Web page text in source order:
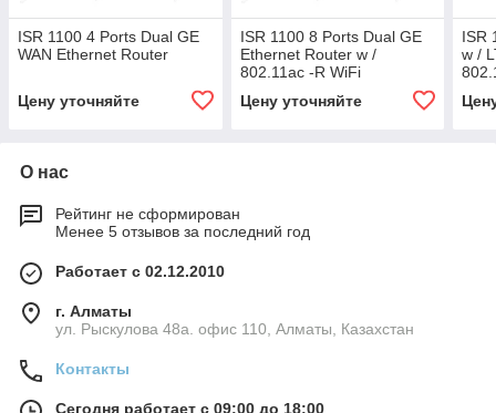
ISR 1100 4 Ports Dual GE
WAN Ethernet Router
Цену уточняйте
ISR 1100 8 Ports Dual GE
Ethernet Router w /
802.11ac -R WiFi
Цену уточняйте
ISR
w /
О нас
Рейтинг не сформирован
Менее 5 отзывов за последний год
Работает с 02.12.2010
г. Алматы
ул. Рыскулова 48а. офис 110, Алматы, Казахстан
Контакты
Сегодня работает с 09:00 до 18:00